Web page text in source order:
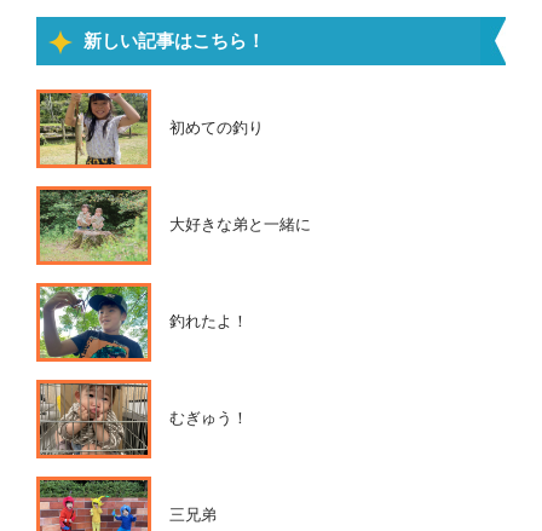
新しい記事はこちら！
初めての釣り
大好きな弟と一緒に
釣れたよ！
むぎゅう！
三兄弟